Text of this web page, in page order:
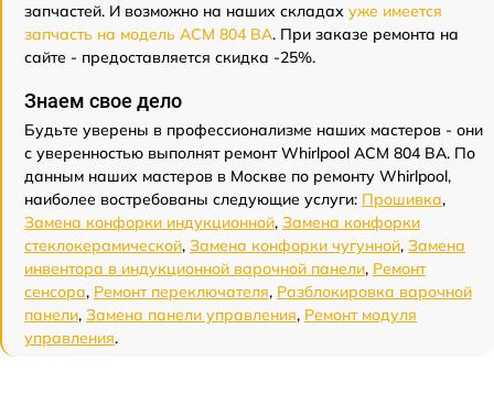
запчастей. И возможно на наших складах уже имеется
запчасть на модель ACM 804 BA. При заказе ремонта на
сайте - предоставляется скидка -25%.
Знаем свое дело
Будьте уверены в профессионализме наших мастеров - они
с уверенностью выполнят ремонт Whirlpool ACM 804 BA. По
данным наших мастеров в Москве по ремонту Whirlpool,
наиболее востребованы следующие услуги: Прошивка,
Замена конфорки индукционной, Замена конфорки
стеклокерамической, Замена конфорки чугунной, Замена
инвентора в индукционной варочной панели, Ремонт
сенсора, Ремонт переключателя, Разблокировка варочной
панели, Замена панели управления, Ремонт модуля
управления.